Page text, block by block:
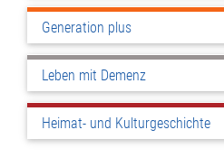
Generation plus
Leben mit Demenz
Heimat- und Kulturgeschichte